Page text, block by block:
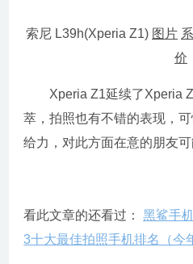
索尼 L39h(Xperia Z1) 图片
价
Xperia Z1延续了Xperia Z
萃，拍照也有不错的表现，
给力，对此方面在意的朋友可
看此文章的还看过：黑鲨手
3十大最佳拍照手机排名（今